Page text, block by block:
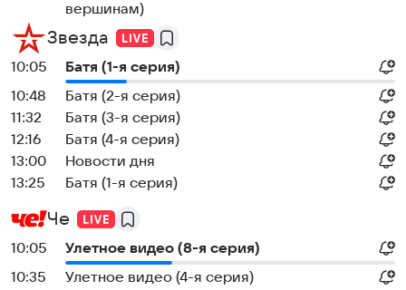
вершинам)
Звезда
10:05
Батя (1-я серия)
10:48
Батя (2-я серия)
11:32
Батя (3-я серия)
12:16
Батя (4-я серия)
13:00
Новости дня
13:25
Батя (1-я серия)
Че
10:05
Улетное видео (8-я серия)
10:35
Улетное видео (4-я серия)